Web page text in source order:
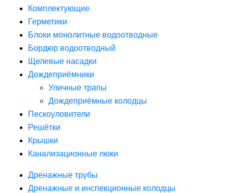
Комплектующие
Герметики
Блоки монолитные водоотводные
Бордюр водоотводный
Щелевые насадки
Дождеприёмники
Уличные трапы
Дождеприёмные колодцы
Пескоуловители
Решётки
Крышки
Канализационные люки
Дренажные трубы
Дренажные и инспекционные колодцы